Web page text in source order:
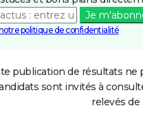
Je
politique de confidentialité
publication de résultats
sont invités à
relevés de